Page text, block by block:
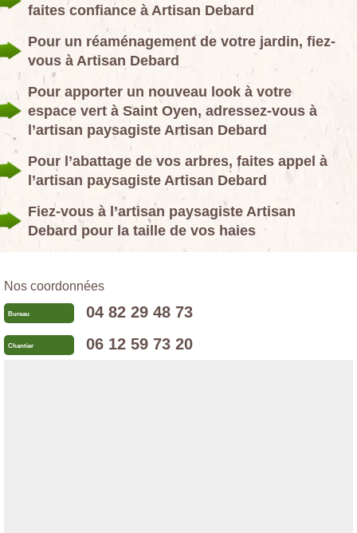
faites confiance à Artisan Debard
Pour un réaménagement de votre jardin, fiez-
vous à Artisan Debard
Pour apporter un nouveau look à votre
espace vert à Saint Oyen, adressez-vous à
l’artisan paysagiste Artisan Debard
Pour l’abattage de vos arbres, faites appel à
l’artisan paysagiste Artisan Debard
Fiez-vous à l’artisan paysagiste Artisan
Debard pour la taille de vos haies
Nos coordonnées
Bureau 04 82 29 48 73
Chantier 06 12 59 73 20